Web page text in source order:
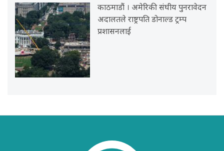
काठमाडौं । अमेरिकी संघीय पुनरावेदन
अदालतले राष्ट्रपति डोनाल्ड ट्रम्प
प्रशासनलाई